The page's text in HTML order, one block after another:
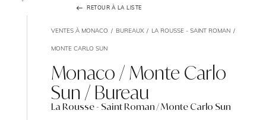
RETOUR À LA LISTE
VENTES À MONACO BUREAUX LA ROUSSE - SAINT ROMAN
MONTE CARLO SUN
Monaco / Monte Carlo
Sun / Bureau
La Rousse - Saint Roman / Monte Carlo Sun